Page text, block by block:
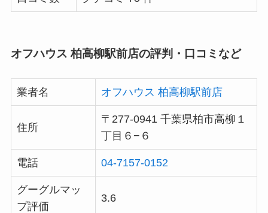
オフハウス 柏高柳駅前店の評判・口コミなど
業者名 オフハウス 柏高柳駅前店
住所
〒277-0941 千葉県柏市高柳１
丁目６−６
電話 04-7157-0152
グーグルマッ
プ評価
3.6